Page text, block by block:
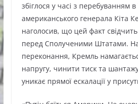
збіглося у часі з перебуванням в
американського генерала Кіта
наголосив, що цей факт
перед Сполученими Штатами.
переконання, Кремль
напругу, чинити тиск та
уникає прямої ескалації у